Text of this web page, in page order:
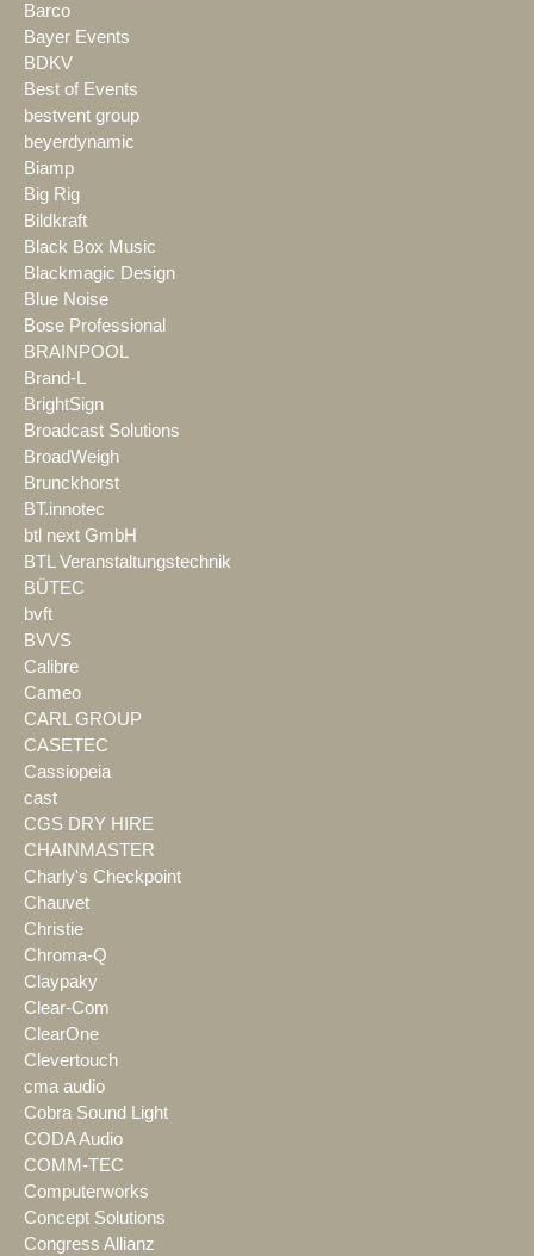
Barco
Bayer Events
BDKV
Best of Events
bestvent group
beyerdynamic
Biamp
Big Rig
Bildkraft
Black Box Music
Blackmagic Design
Blue Noise
Bose Professional
BRAINPOOL
Brand-L
BrightSign
Broadcast Solutions
BroadWeigh
Brunckhorst
BT.innotec
btl next GmbH
BTL Veranstaltungstechnik
BÜTEC
bvft
BVVS
Calibre
Cameo
CARL GROUP
CASETEC
Cassiopeia
cast
CGS DRY HIRE
CHAINMASTER
Charly's Checkpoint
Chauvet
Christie
Chroma-Q
Claypaky
Clear-Com
ClearOne
Clevertouch
cma audio
Cobra Sound Light
CODA Audio
COMM-TEC
Computerworks
Concept Solutions
Congress Allianz